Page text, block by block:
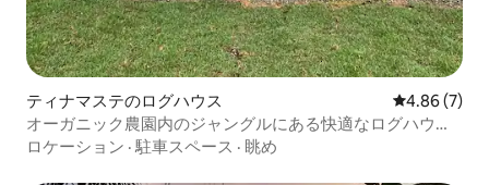
ティナマステのログハウス レビュー7
4.86 (7)
オーガニック農園内のジャングルにある快適なログハウ
ス、最高の眺め
ロケーション ·駐車スペース · 眺め